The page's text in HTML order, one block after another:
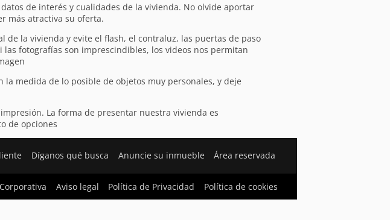
de interés y cualidades de la vivienda. No olvide aportar
más atractiva su oferta.
la vivienda y evite el flash, el contraluz, las puertas de paso
fotografías son imprescindibles, los videos nos permitan
medida de lo posible de objetos muy personales, y deje
La forma de presentar nuestra vivienda es
de opciones
Díganos qué busca Anuncie su inmueble Área reservada
Aviso legal Política de Privacidad Política de cookies